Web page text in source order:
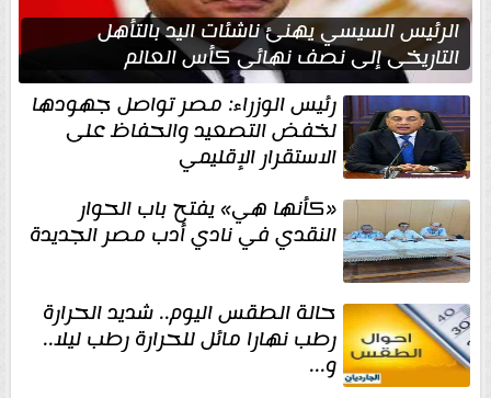
الرئيس السيسي يهنئ ناشئات اليد بالتأهل
التاريخي إلى نصف نهائي كأس العالم
رئيس الوزراء: مصر تواصل جهودها
لخفض التصعيد والحفاظ على
الاستقرار الإقليمي
«كأنها هي» يفتح باب الحوار
النقدي في نادي أدب مصر الجديدة
حالة الطقس اليوم.. شديد الحرارة
رطب نهارا مائل للحرارة رطب ليلا..
و...